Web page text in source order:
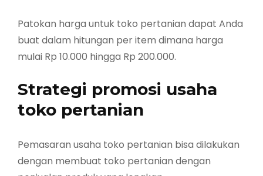
Patokan harga untuk toko pertanian dapat Anda
buat dalam hitungan per item dimana harga
mulai Rp 10.000 hingga Rp 200.000.
Strategi promosi usaha
toko pertanian
Pemasaran usaha toko pertanian bisa dilakukan
dengan membuat toko pertanian dengan